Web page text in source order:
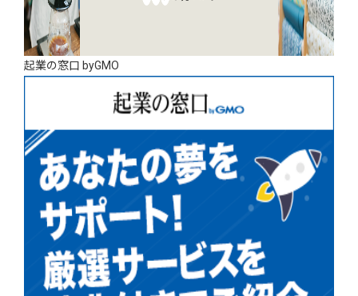
起業の窓口 byGMO